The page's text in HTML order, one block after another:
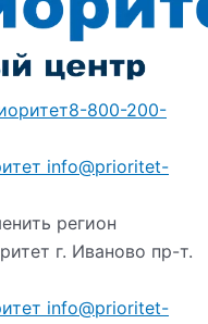
8-800-200-
info@prioritet-
г. Иваново пр-т.
info@prioritet-